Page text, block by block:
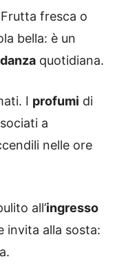
fresca o
bella: è un
quotidiana.
I profumi di
a
nelle ore
all’ingresso
invita alla sosta: